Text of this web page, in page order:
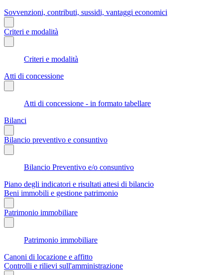
Sovvenzioni, contributi, sussidi, vantaggi economici
Criteri e modalità
Criteri e modalità
Atti di concessione
Atti di concessione - in formato tabellare
Bilanci
Bilancio preventivo e consuntivo
Bilancio Preventivo e/o consuntivo
Piano degli indicatori e risultati attesi di bilancio
Beni immobili e gestione patrimonio
Patrimonio immobiliare
Patrimonio immobiliare
Canoni di locazione e affitto
Controlli e rilievi sull'amministrazione